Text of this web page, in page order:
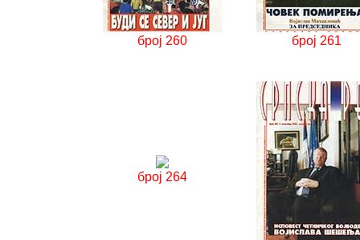
број 260 број 261
број 264